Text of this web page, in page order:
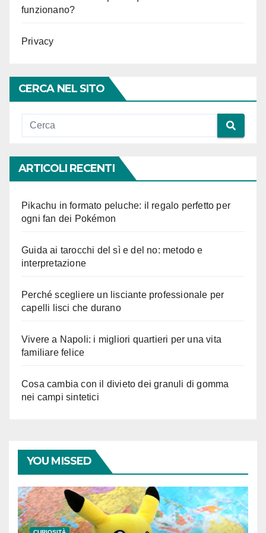
funzionano?
Privacy
CERCA NEL SITO
ARTICOLI RECENTI
Pikachu in formato peluche: il regalo perfetto per
ogni fan dei Pokémon
Guida ai tarocchi del sì e del no: metodo e
interpretazione
Perché scegliere un lisciante professionale per
capelli lisci che durano
Vivere a Napoli: i migliori quartieri per una vita
familiare felice
Cosa cambia con il divieto dei granuli di gomma
nei campi sintetici
YOU MISSED